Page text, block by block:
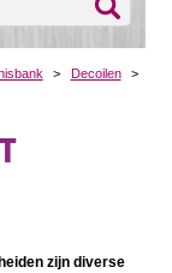
> Decoilen
>
zijn diverse